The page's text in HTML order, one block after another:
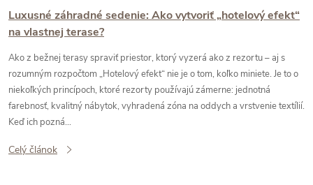
á
n
k
o
v
Luxusné záhradné sedenie: Ako vytvoriť „hotelový efekt“
na vlastnej terase?
Ako z bežnej terasy spraviť priestor, ktorý vyzerá ako z rezortu – aj s
rozumným rozpočtom „Hotelový efekt“ nie je o tom, koľko miniete. Je to o
niekoľkých princípoch, ktoré rezorty používajú zámerne: jednotná
farebnosť, kvalitný nábytok, vyhradená zóna na oddych a vrstvenie textílií.
Keď ich pozná...
Celý článok